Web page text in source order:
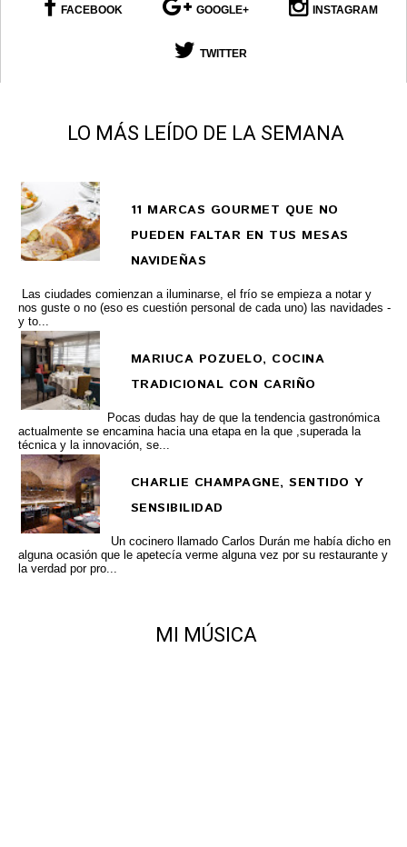
FACEBOOK GOOGLE+ INSTAGRAM
TWITTER
LO MÁS LEÍDO DE LA SEMANA
11 MARCAS GOURMET QUE NO
PUEDEN FALTAR EN TUS MESAS
NAVIDEÑAS
Las ciudades comienzan a iluminarse, el frío se empieza a notar y
nos guste o no (eso es cuestión personal de cada uno) las navidades -
y to...
MARIUCA POZUELO, COCINA
TRADICIONAL CON CARIÑO
Pocas dudas hay de que la tendencia gastronómica
actualmente se encamina hacia una etapa en la que ,superada la
técnica y la innovación, se...
CHARLIE CHAMPAGNE, SENTIDO Y
SENSIBILIDAD
Un cocinero llamado Carlos Durán me había dicho en
alguna ocasión que le apetecía verme alguna vez por su restaurante y
la verdad por pro...
MI MÚSICA